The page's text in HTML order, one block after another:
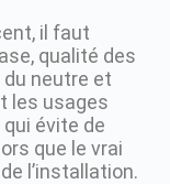
il faut
qualité des
neutre et
les usages
qui évite de
que le vrai
l’installation.